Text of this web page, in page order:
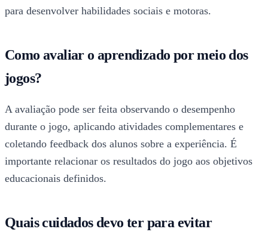
para desenvolver habilidades sociais e motoras.
Como avaliar o aprendizado por meio dos
jogos?
A avaliação pode ser feita observando o desempenho
durante o jogo, aplicando atividades complementares e
coletando feedback dos alunos sobre a experiência. É
importante relacionar os resultados do jogo aos objetivos
educacionais definidos.
Quais cuidados devo ter para evitar